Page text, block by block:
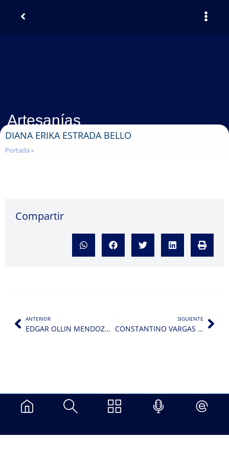
Artesanías
DIANA ERIKA ESTRADA BELLO
Portada »
Compartir
ANTERIOR
EDGAR OLLIN MENDOZA MARTINEZ
SIGUIENTE
CONSTANTINO VARGAS SANDOVAL